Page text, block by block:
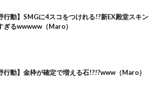
行動】SMGに4スコをつけれる!?新EX殿堂スキン
ぎるwwwww（Maro）
行動】金枠が確定で増える石!?!?www（Maro）